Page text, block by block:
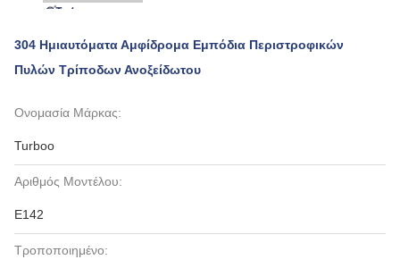
304 Ημιαυτόματα Αμφίδρομα Εμπόδια Περιστροφικών
Πυλών Τρίποδων Ανοξείδωτου
Ονομασία Μάρκας:
Turboo
Αριθμός Μοντέλου:
E142
Τροποποιημένο: